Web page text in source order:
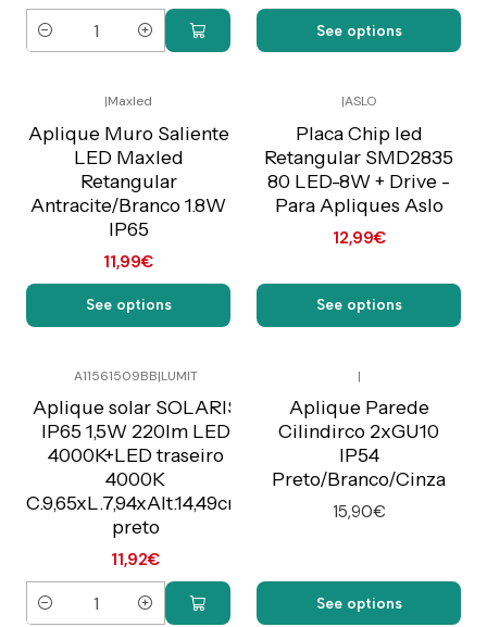
Quantity
See options
C/IVA
|Maxled
Aplique Muro Saliente
LED Maxled
Retangular
Antracite/Branco 1.8W
IP65
11,99€
See options
C/IVA
|ASLO
Placa Chip led
Retangular SMD2835
80 LED-8W + Drive -
Para Apliques Aslo
12,99€
See options
C/IVA
A11561509BB|LUMIT
Aplique solar SOLARIS
IP65 1,5W 220lm LED
4000K+LED traseiro
4000K
C.9,65xL.7,94xAlt.14,49cm
preto
11,92€
Quantity
|
Aplique Parede
Cilindirco 2xGU10
IP54
Preto/Branco/Cinza
15,90€
See options